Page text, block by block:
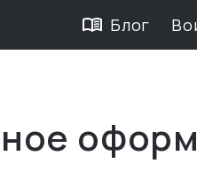
Блог